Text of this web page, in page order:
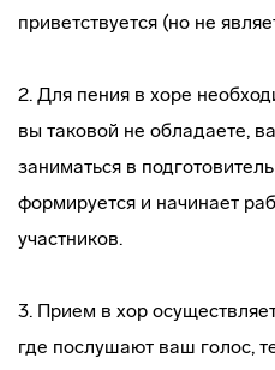
приветствуется (но не
2. Для пения в хоре
вы таковой не обладаете,
заниматься в
формируется и начинает
участников.
3. Прием в хор
где послушают ваш голос,